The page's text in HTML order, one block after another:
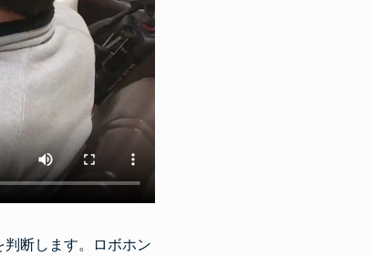
断します。ロボホン